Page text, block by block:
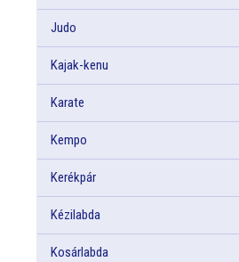
Judo
Kajak-kenu
Karate
Kempo
Kerékpár
Kézilabda
Kosárlabda